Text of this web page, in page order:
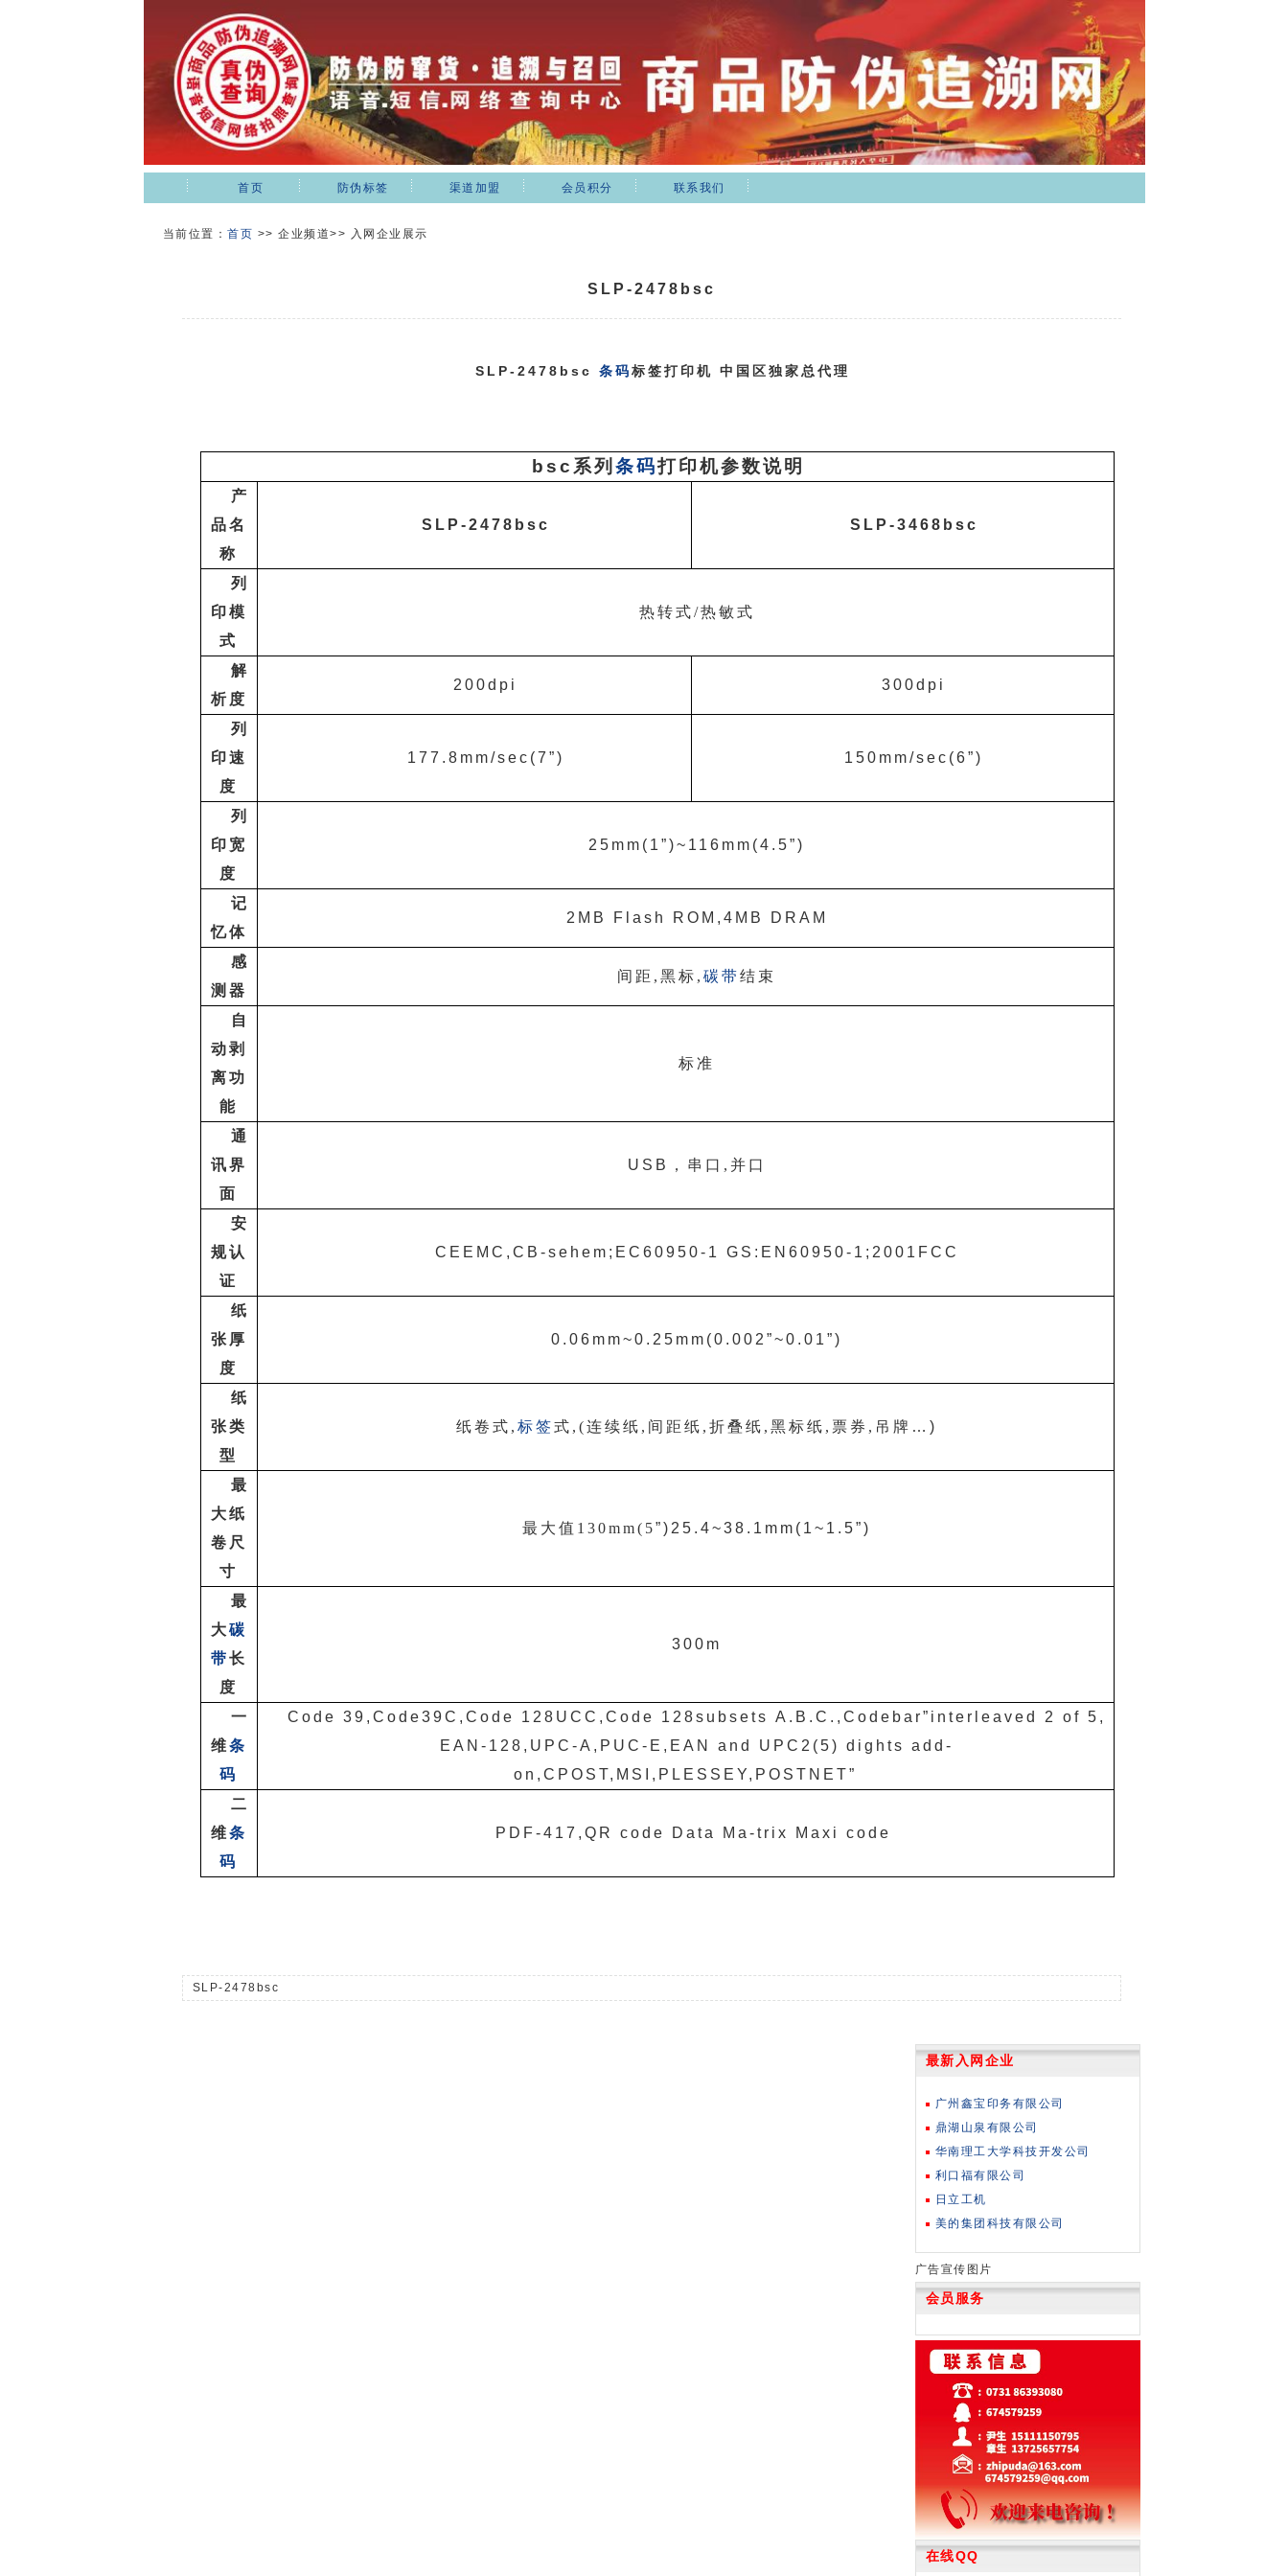
首页 防伪标签 渠道加盟 会员积分 联系我们
当前位置： 首页 >> 企业频道>> 入网企业展示
SLP-2478bsc
SLP-2478bsc 条码标签打印机 中国区独家总代理
bsc 系列 条码打印机参数说明
产
品名
称
SLP-2478bsc SLP-3468bsc
列
印模
式
热转式/热敏式
解
析度
200dpi 300dpi
列
印速
度
177.8mm/sec(7 ”) 150mm/sec(6”)
列
印宽
度
25mm(1 ”)~116mm(4.5”)
记
忆体
2MB Flash ROM,4MB DRAM
感
测器
间距 , 黑标 , 碳带结束
自
动剥
离功
能
标准
通
讯界
面
USB ，串口 , 并口
安
规认
证
CEEMC,CB-sehem;EC60950-1 GS:EN60950-1;2001FCC
纸
张厚
度
0.06mm~0.25mm(0.002 ”~0.01 ”)
纸
张类
型
纸卷式 , 标签式 ,(连续纸 , 间距纸 , 折叠纸 , 黑标纸 , 票券 , 吊牌 … )
最
大纸
卷尺
寸
最大值 130mm(5”)25.4~38.1mm(1~1.5”)
最
大碳
带长
度
300m
一
维条
码
Code 39,Code39C,Code 128UCC,Code 128subsets A.B.C.,Codebar” interleaved 2 of 5,
EAN-128,UPC-A,PUC-E,EAN and UPC2(5) dights add-
on,CPOST,MSI,PLESSEY,POSTNET”
二
维条
码
PDF-417,QR code Data Ma-trix Maxi code
SLP-2478bsc
最新入网企业
广州鑫宝印务有限公司
鼎湖山泉有限公司
华南理工大学科技开发公司
利口福有限公司
日立工机
美的集团科技有限公司
广告宣传图片
会员服务
在线QQ